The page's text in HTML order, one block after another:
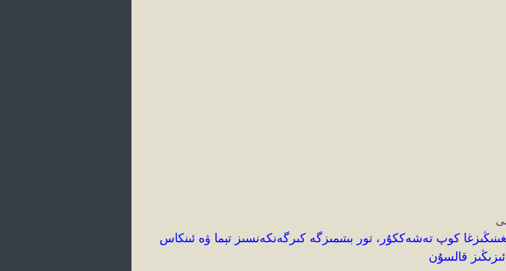
كوپ تەشەككۇر، تور بىتىمىزگە كىرگەنكەنسىز تېما ۋە ئىنكاس
ئىزىڭىز قالسۇن